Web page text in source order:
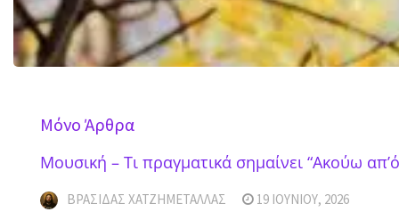
Mόνο Άρθρα
Μουσική – Τι πραγματικά σημαίνει “Ακούω
ΒΡΑΣΊΔΑΣ ΧΑΤΖΗΜΕΤΑΛΛΆΣ 19 ΙΟΥΝΊΟΥ, 2026